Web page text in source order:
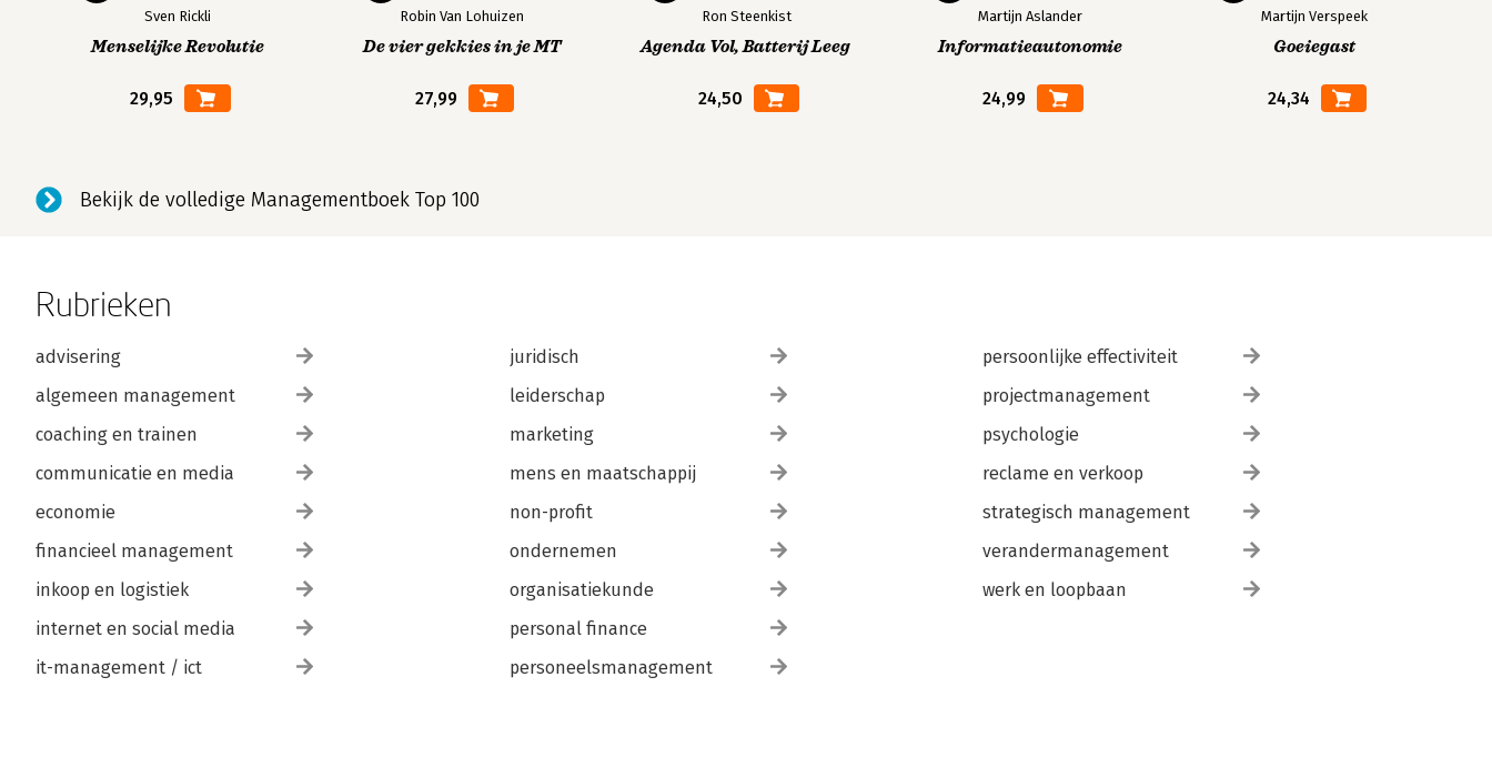
Sven Rickli
Menselijke Revolutie
29,95
Robin Van Lohuizen
De vier gekkies in je MT
27,99
Ron Steenkist
Agenda Vol, Batterij Leeg
24,50
Martijn Aslander
Informatieautonomie
24,99
Martijn Verspeek
Goeiegast
24,34
Bekijk de volledige Managementboek Top 100
Rubrieken
advisering
algemeen management
coaching en trainen
communicatie en media
economie
financieel management
inkoop en logistiek
internet en social media
it-management / ict
juridisch
leiderschap
marketing
mens en maatschappij
non-profit
ondernemen
organisatiekunde
personal finance
personeelsmanagement
persoonlijke effectiviteit
projectmanagement
psychologie
reclame en verkoop
strategisch management
verandermanagement
werk en loopbaan